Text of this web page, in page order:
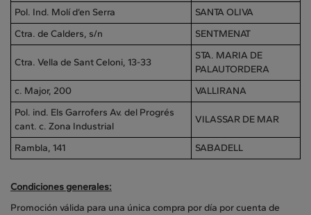
Pol. Ind. Molí d’en Serra
SANTA OLIVA
Ctra. de Calders, s/n
SENTMENAT
Ctra. Vella de Sant Celoni, 13-33
STA. MARIA DE
PALAUTORDERA
c. Major, 200
VALLIRANA
Pol. ind. Els Garrofers Av. del Progrés
cant. c. Zona Industrial
VILASSAR DE MAR
Rambla, 141 SABADELL
Condiciones generales:
Promoción válida para una única compra por día por cuenta de